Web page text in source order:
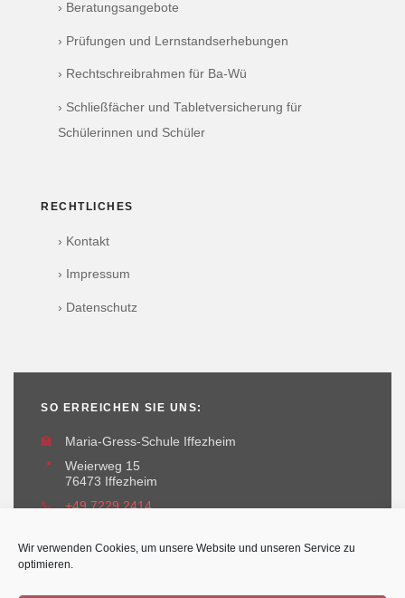
Wir verwenden Cookies, um unsere Website und unseren Service zu
optimieren.
› Beratungsangebote
› Prüfungen und Lernstandserhebungen
› Rechtschreibrahmen für Ba-Wü
› Schließfächer und Tabletversicherung für
Schülerinnen und Schüler
RECHTLICHES
› Kontakt
› Impressum
› Datenschutz
SO ERREICHEN SIE UNS:
🏫
Maria-Gress-Schule Iffezheim
📍
Weierweg 15
76473 Iffezheim
📞
+49 7229 2414